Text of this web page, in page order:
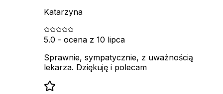
Katarzyna
5.0 - ocena z 10 lipca
Sprawnie, sympatycznie, z uważnością
lekarza. Dziękuję i polecam